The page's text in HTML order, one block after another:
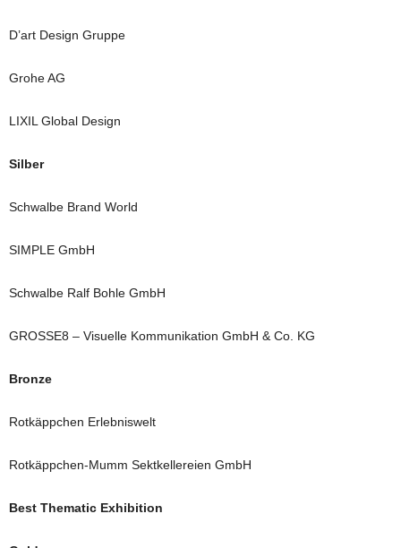
D’art Design Gruppe
Grohe AG
LIXIL Global Design
Silber
Schwalbe Brand World
SIMPLE GmbH
Schwalbe Ralf Bohle GmbH
GROSSE8 – Visuelle Kommunikation GmbH & Co. KG
Bronze
Rotkäppchen Erlebniswelt
Rotkäppchen-Mumm Sektkellereien GmbH
Best Thematic Exhibition